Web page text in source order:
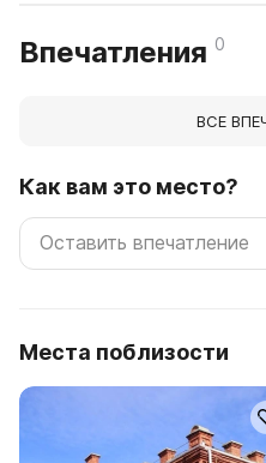
Впечатления 0
ВСЕ
Как вам это место?
Места поблизости